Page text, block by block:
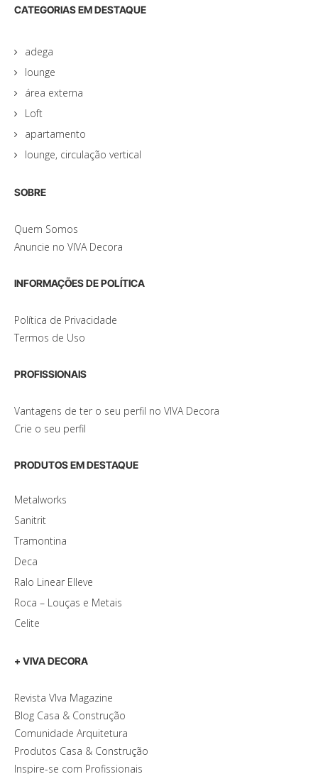
CATEGORIAS EM DESTAQUE
adega
lounge
área externa
Loft
apartamento
lounge, circulação vertical
SOBRE
Quem Somos
Anuncie no VIVA Decora
INFORMAÇÕES DE POLÍTICA
Política de Privacidade
Termos de Uso
PROFISSIONAIS
Vantagens de ter o seu perfil no VIVA Decora
Crie o seu perfil
PRODUTOS EM DESTAQUE
Metalworks
Sanitrit
Tramontina
Deca
Ralo Linear Elleve
Roca – Louças e Metais
Celite
+ VIVA DECORA
Revista VIva Magazine
Blog Casa & Construção
Comunidade Arquitetura
Produtos Casa & Construção
Inspire-se com Profissionais